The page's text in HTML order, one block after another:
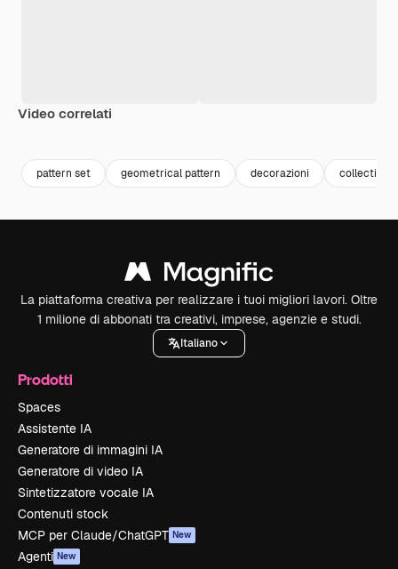
Video correlati
pattern set geometrical pattern decorazioni collection
La piattaforma creativa per realizzare i tuoi migliori lavori. Oltre
1 milione di abbonati tra creativi, imprese, agenzie e studi.
Italiano
Prodotti
Spaces
Assistente IA
Generatore di immagini IA
Generatore di video IA
Sintetizzatore vocale IA
Contenuti stock
MCP per Claude/ChatGPT New
Agenti New